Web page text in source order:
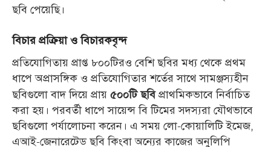
ছবি পেয়েছি।
বিচার প্রক্রিয়া ও বিচারকবৃন্দ
প্রতিযোগিতায় প্রাপ্ত ৮০০টিরও বেশি ছবির মধ্য থেকে প্রথম
ধাপে অপ্রাসঙ্গিক ও প্রতিযোগিতার শর্তের সাথে সামঞ্জস্যহীন
ছবিগুলো বাদ দিয়ে প্রায় ৫০০টি ছবিপ্রাথমিকভাবে নির্বাচিত
করা হয়। পরবর্তী ধাপে সায়েন্স বি টিমের সদস্যরা যৌথভাবে
ছবিগুলো পর্যালোচনা করেন। এ সময় লো-কোয়ালিটি ইমেজ,
এআই-জেনারেটেড ছবি কিংবা অন্যের কাজের অনুলিপি